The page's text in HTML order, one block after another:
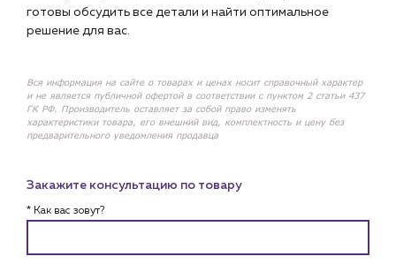
готовы обсудить все детали и найти оптимальное
решение для вас.
Вся информация на сайте о товарах и ценах носит справочный характер
и не является публичной офертой в соответствии с пунктом 2 статьи 437
ГК РФ. Производитель оставляет за собой право изменять
характеристики товара, его внешний вид, комплектность и цену без
предварительного уведомления продавца
Закажите консультацию по товару
* Как вас зовут?